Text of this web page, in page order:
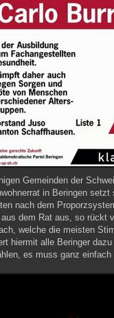
Gemeinden der
in Beringen
nach dem
dem Rat aus, so rückt
welche die meisten
hiermit alle Beringer
es muss ganz